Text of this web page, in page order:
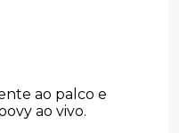
ao palco e
ao vivo.